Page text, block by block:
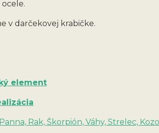
v darčekovej krabičke.
element
Panna, Rak, Škorpión, Váhy, Strelec,